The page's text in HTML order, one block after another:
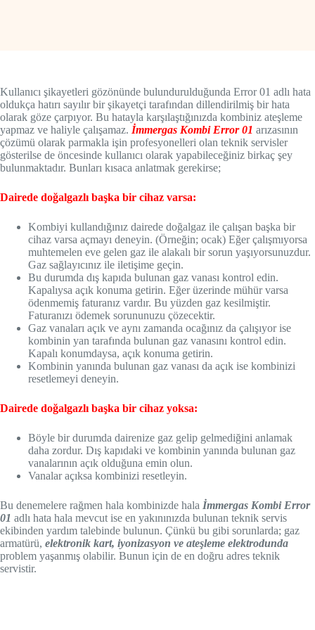
Kullanıcı şikayetleri gözönünde bulundurulduğunda Error 01 adlı hata
oldukça hatırı sayılır bir şikayetçi tarafından dillendirilmiş bir hata
olarak göze çarpıyor. Bu hatayla karşılaştığınızda kombiniz ateşleme
yapmaz ve haliyle çalışamaz. İmmergas Kombi Error 01 arızasının
çözümü olarak parmakla işin profesyonelleri olan teknik servisler
gösterilse de öncesinde kullanıcı olarak yapabileceğiniz birkaç şey
bulunmaktadır. Bunları kısaca anlatmak gerekirse;
Dairede doğalgazlı başka bir cihaz varsa:
Kombiyi kullandığınız dairede doğalgaz ile çalışan başka bir
cihaz varsa açmayı deneyin. (Örneğin; ocak) Eğer çalışmıyorsa
muhtemelen eve gelen gaz ile alakalı bir sorun yaşıyorsunuzdur.
Gaz sağlayıcınız ile iletişime geçin.
Bu durumda dış kapıda bulunan gaz vanası kontrol edin.
Kapalıysa açık konuma getirin. Eğer üzerinde mühür varsa
ödenmemiş faturanız vardır. Bu yüzden gaz kesilmiştir.
Faturanızı ödemek sorununuzu çözecektir.
Gaz vanaları açık ve aynı zamanda ocağınız da çalışıyor ise
kombinin yan tarafında bulunan gaz vanasını kontrol edin.
Kapalı konumdaysa, açık konuma getirin.
Kombinin yanında bulunan gaz vanası da açık ise kombinizi
resetlemeyi deneyin.
Dairede doğalgazlı başka bir cihaz yoksa:
Böyle bir durumda dairenize gaz gelip gelmediğini anlamak
daha zordur. Dış kapıdaki ve kombinin yanında bulunan gaz
vanalarının açık olduğuna emin olun.
Vanalar açıksa kombinizi resetleyin.
Bu denemelere rağmen hala kombinizde hala İmmergas Kombi Error
01 adlı hata hala mevcut ise en yakınınızda bulunan teknik servis
ekibinden yardım talebinde bulunun. Çünkü bu gibi sorunlarda; gaz
armatürü, elektronik kart, iyonizasyon ve ateşleme elektrodunda
problem yaşanmış olabilir. Bunun için de en doğru adres teknik
servistir.